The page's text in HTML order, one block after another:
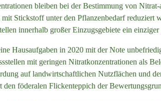
bleiben bei der Bestimmung von
Stickstoff unter den Pflanzenbedarf reduziert
innerhalb großer Einzugsgebiete ein
Hausaufgaben in 2020 mit der Note
mit geringen Nitratkonzentrationen als
auf landwirtschaftlichen Nutzflächen und
den föderalen Flickenteppich der